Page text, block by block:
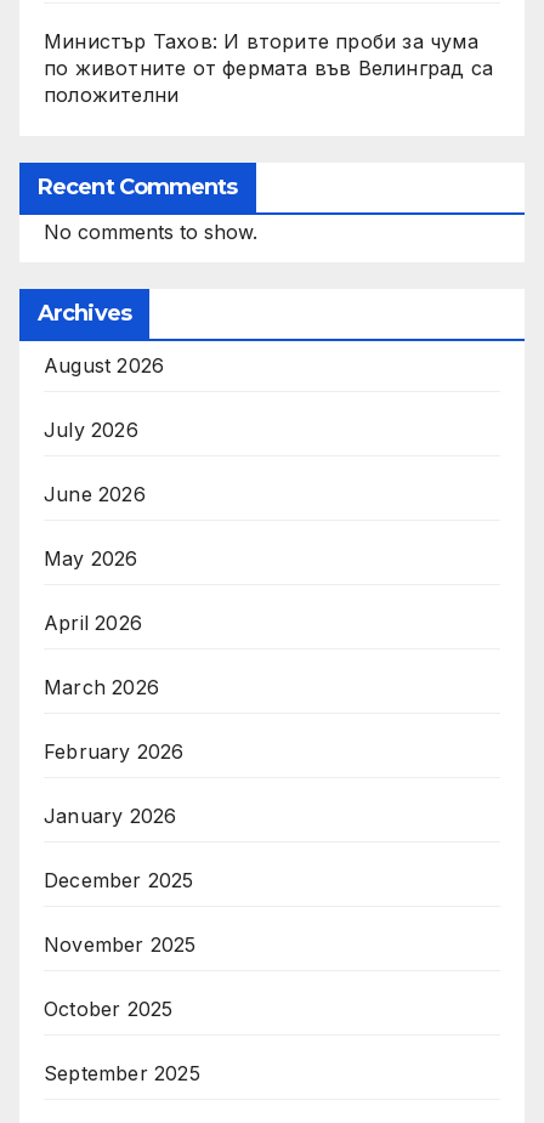
Министър Тахов: И вторите проби за чума
по животните от фермата във Велинград са
положителни
Recent Comments
No comments to show.
Archives
August 2026
July 2026
June 2026
May 2026
April 2026
March 2026
February 2026
January 2026
December 2025
November 2025
October 2025
September 2025